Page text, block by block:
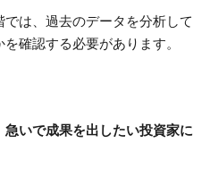
は、過去のデータを分析して
確認する必要があります。
急いで成果を出したい投資家に